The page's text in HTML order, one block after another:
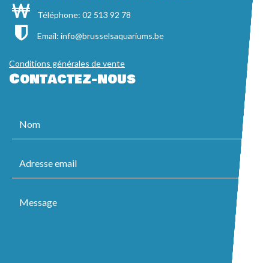
Téléphone: 02 513 92 78
Email: info@brusselsaquariums.be
Conditions générales de vente
Contactez-nous